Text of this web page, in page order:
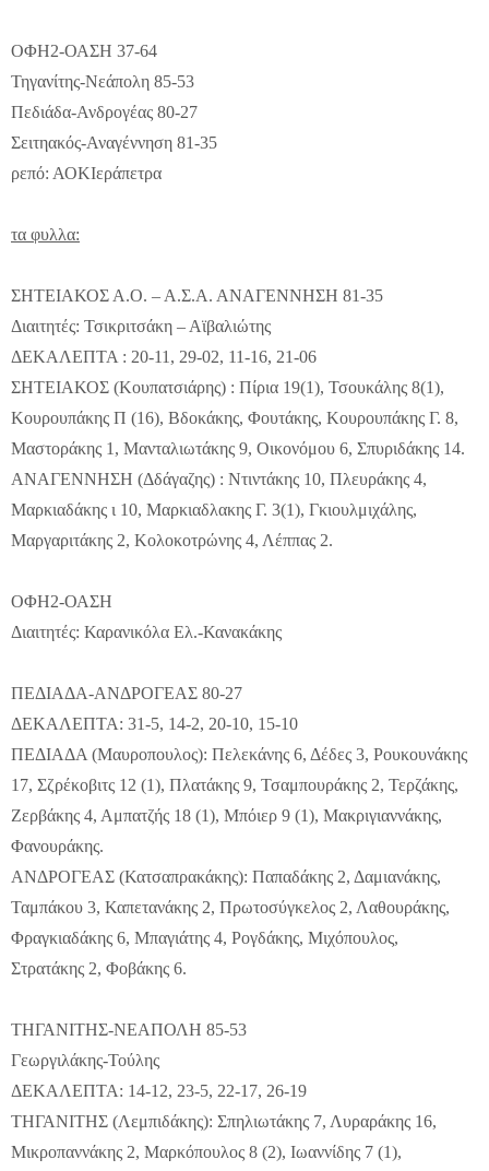
ΟΦΗ2-ΟΑΣΗ 37-64
Τηγανίτης-Νεάπολη 85-53
Πεδιάδα-Ανδρογέας 80-27
Σειτηακός-Αναγέννηση 81-35
ρεπό: ΑΟΚΙεράπετρα
τα φυλλα:
ΣΗΤΕΙΑΚΟΣ Α.Ο. – Α.Σ.Α. ΑΝΑΓΕΝΝΗΣΗ 81-35
Διαιτητές: Τσικριτσάκη – Αϊβαλιώτης
ΔΕΚΑΛΕΠΤΑ : 20-11, 29-02, 11-16, 21-06
ΣΗΤΕΙΑΚΟΣ (Κουπατσιάρης) : Πίρια 19(1), Τσουκάλης 8(1),
Κουρουπάκης Π (16), Βδοκάκης, Φουτάκης, Κουρουπάκης Γ. 8,
Μαστοράκης 1, Μανταλιωτάκης 9, Οικονόμου 6, Σπυριδάκης 14.
ΑΝΑΓΕΝΝΗΣΗ (Δδάγαζης) : Ντιντάκης 10, Πλευράκης 4,
Μαρκιαδάκης ι 10, Μαρκιαδλακης Γ. 3(1), Γκιουλμιχάλης,
Μαργαριτάκης 2, Κολοκοτρώνης 4, Λέππας 2.
ΟΦΗ2-ΟΑΣΗ
Διαιτητές: Καρανικόλα Ελ.-Κανακάκης
ΠΕΔΙΑΔΑ-ΑΝΔΡΟΓΕΑΣ 80-27
ΔΕΚΑΛΕΠΤΑ: 31-5, 14-2, 20-10, 15-10
ΠΕΔΙΑΔΑ (Μαυροπουλος): Πελεκάνης 6, Δέδες 3, Ρουκουνάκης
17, Σζρέκοβιτς 12 (1), Πλατάκης 9, Τσαμπουράκης 2, Τερζάκης,
Ζερβάκης 4, Αμπατζής 18 (1), Μπόιερ 9 (1), Μακριγιαννάκης,
Φανουράκης.
ΑΝΔΡΟΓΕΑΣ (Κατσαπρακάκης): Παπαδάκης 2, Δαμιανάκης,
Ταμπάκου 3, Καπετανάκης 2, Πρωτοσύγκελος 2, Λαθουράκης,
Φραγκιαδάκης 6, Μπαγιάτης 4, Ρογδάκης, Μιχόπουλος,
Στρατάκης 2, Φοβάκης 6.
ΤΗΓΑΝΙΤΗΣ-ΝΕΑΠΟΛΗ 85-53
Γεωργιλάκης-Τούλης
ΔΕΚΑΛΕΠΤΑ: 14-12, 23-5, 22-17, 26-19
ΤΗΓΑΝΙΤΗΣ (Λεμπιδάκης): Σπηλιωτάκης 7, Λυραράκης 16,
Μικροπαννάκης 2, Μαρκόπουλος 8 (2), Ιωαννίδης 7 (1),